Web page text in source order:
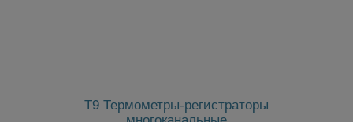
Т9 Термометры-регистраторы